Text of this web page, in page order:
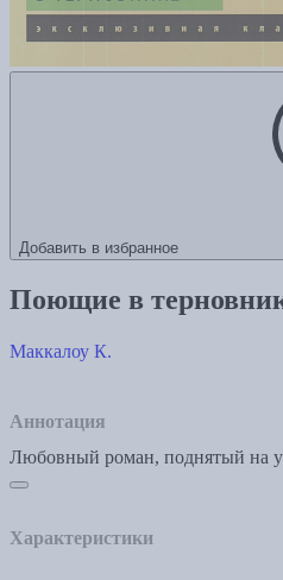
Добавить в избранное
Поющие в
Маккалоу К.
Аннотация
Любовный роман, поднятый на
Характеристики